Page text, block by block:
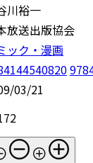
川裕一
放送出版協会
ック・漫画
03/21